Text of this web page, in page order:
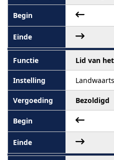
Lid van
Bezoldigd